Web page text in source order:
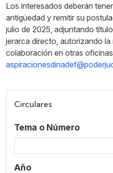
Los interesados deberán
antigüedad y remitir su
julio de 2025, adjuntando
jerarca directo, autorizando
colaboración en otras
Circulares
Tema o Número
Año